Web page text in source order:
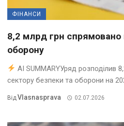
ФІНАНСИ
8,2 млрд грн спрямовано
оборону
AI SUMMARYУряд розподілив
сектору безпеки та оборони на
ВідVlasnasprava 02.07.2026